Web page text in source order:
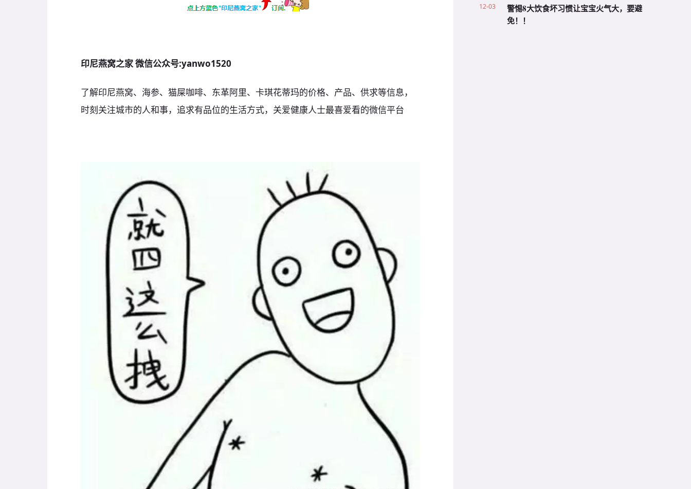
印尼燕窝之家 微信公众号:yanwo1520
了解印尼燕窝、海参、猫屎咖啡、东革阿里、卡琪花蒂玛的价格、产品、供求等信息，
时刻关注城市的人和事，追求有品位的生活方式，关爱健康人士最喜爱看的微信平台
12-03
警惕8大饮食坏习惯让宝宝火气大，要避
免！！